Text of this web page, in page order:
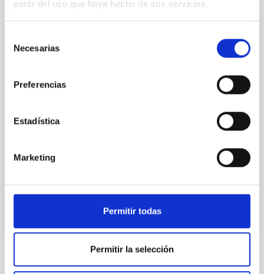
partir del uso que haya hecho de sus servicios.
Necesarias
Preferencias
Estadística
Marketing
Permitir todas
Permitir la selección
Adenda al Convenio de colaboración entre
el IAC, Fundación CajaCanarias y Fundación
Becas de Doctorado
al convenio de colaboración de fecha 23 de enero de
2013 con la finalidad de colaborar conjuntamente en
Fecha en vigor